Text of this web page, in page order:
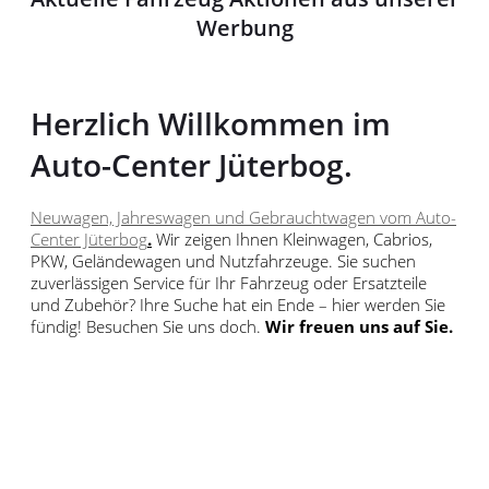
Werbung
Herzlich Willkommen im
Auto-Center Jüterbog.
Neuwagen, Jahreswagen und Gebrauchtwagen vom Auto-
Center Jüterbog. Wir zeigen Ihnen Kleinwagen, Cabrios,
PKW, Geländewagen und Nutzfahrzeuge. Sie suchen
zuverlässigen Service für Ihr Fahrzeug oder Ersatzteile
und Zubehör? Ihre Suche hat ein Ende – hier werden Sie
fündig! Besuchen Sie uns doch. Wir freuen uns auf Sie.